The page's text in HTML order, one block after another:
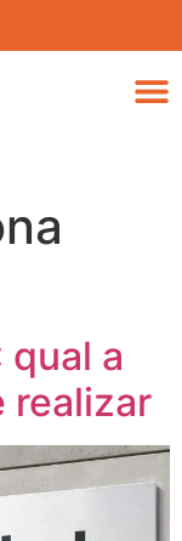
qual a
realizar